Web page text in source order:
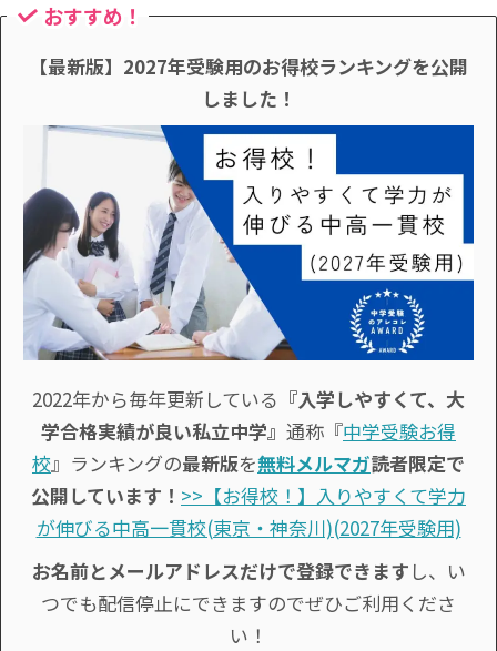
おすすめ！
【最新版】2027年受験用のお得校ランキングを公開
しました！
2022年から毎年更新している 『入学しやすくて、大
学合格実績が良い私立中学』 通称『中学受験お得
校』ランキングの最新版を無料メルマガ読者限定で
公開しています！ >>【お得校！】入りやすくて学力
が伸びる中高一貫校(東京・神奈川)(2027年受験用)
お名前とメールアドレスだけで登録できます し、い
つでも配信停止にできますのでぜひご利用くださ
い！